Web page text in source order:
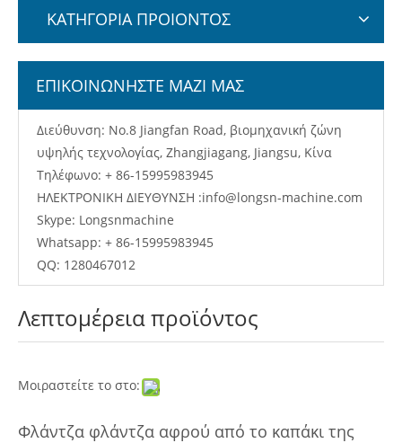
ΚΑΤΗΓΟΡΙΑ ΠΡΟΙΟΝΤΟΣ
ΕΠΙΚΟΙΝΩΝΗΣΤΕ ΜΑΖΙ ΜΑΣ
Διεύθυνση: No.8 Jiangfan Road, βιομηχανική ζώνη
υψηλής τεχνολογίας, Zhangjiagang, Jiangsu, Κίνα
Τηλέφωνο: + 86-15995983945
ΗΛΕΚΤΡΟΝΙΚΗ ΔΙΕΥΘΥΝΣΗ :info@longsn-machine.com
Skype: Longsnmachine
Whatsapp: + 86-15995983945
QQ: 1280467012
Λεπτομέρεια προϊόντος
Μοιραστείτε το στο:
Φλάντζα φλάντζα αφρού από το καπάκι της